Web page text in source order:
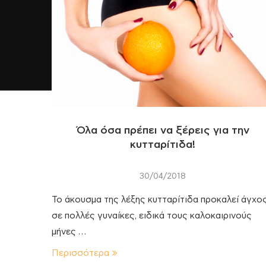
Όλα όσα πρέπει να ξέρεις για την
κυτταρίτιδα!
30/04/2018
Το άκουσμα της λέξης κυτταρίτιδα προκαλεί
σε πολλές γυναίκες, ειδικά τους καλοκαιρινούς
μήνες …
Περισσότερα